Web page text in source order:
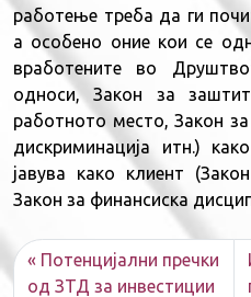
работење треба да ги
а особено оние кои се
вработените во
односи, Закон за
работното место, Закон
дискриминација итн.)
јавува како клиент
Закон за финансиска
Потенцијални пречки
од ЗТД за инвестиции